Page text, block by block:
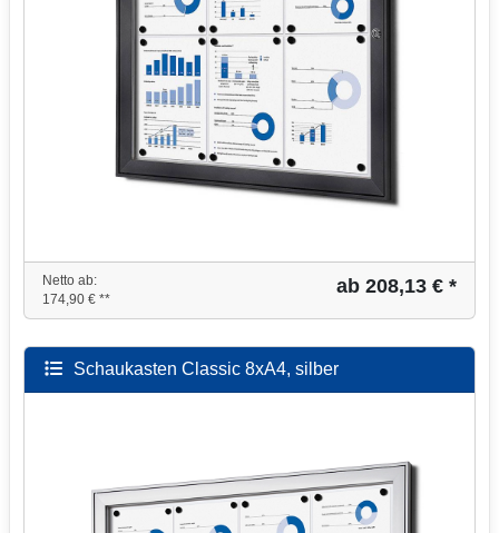
Netto ab:
174,90 € **
ab 208,13 € *
Schaukasten Classic 8xA4, silber